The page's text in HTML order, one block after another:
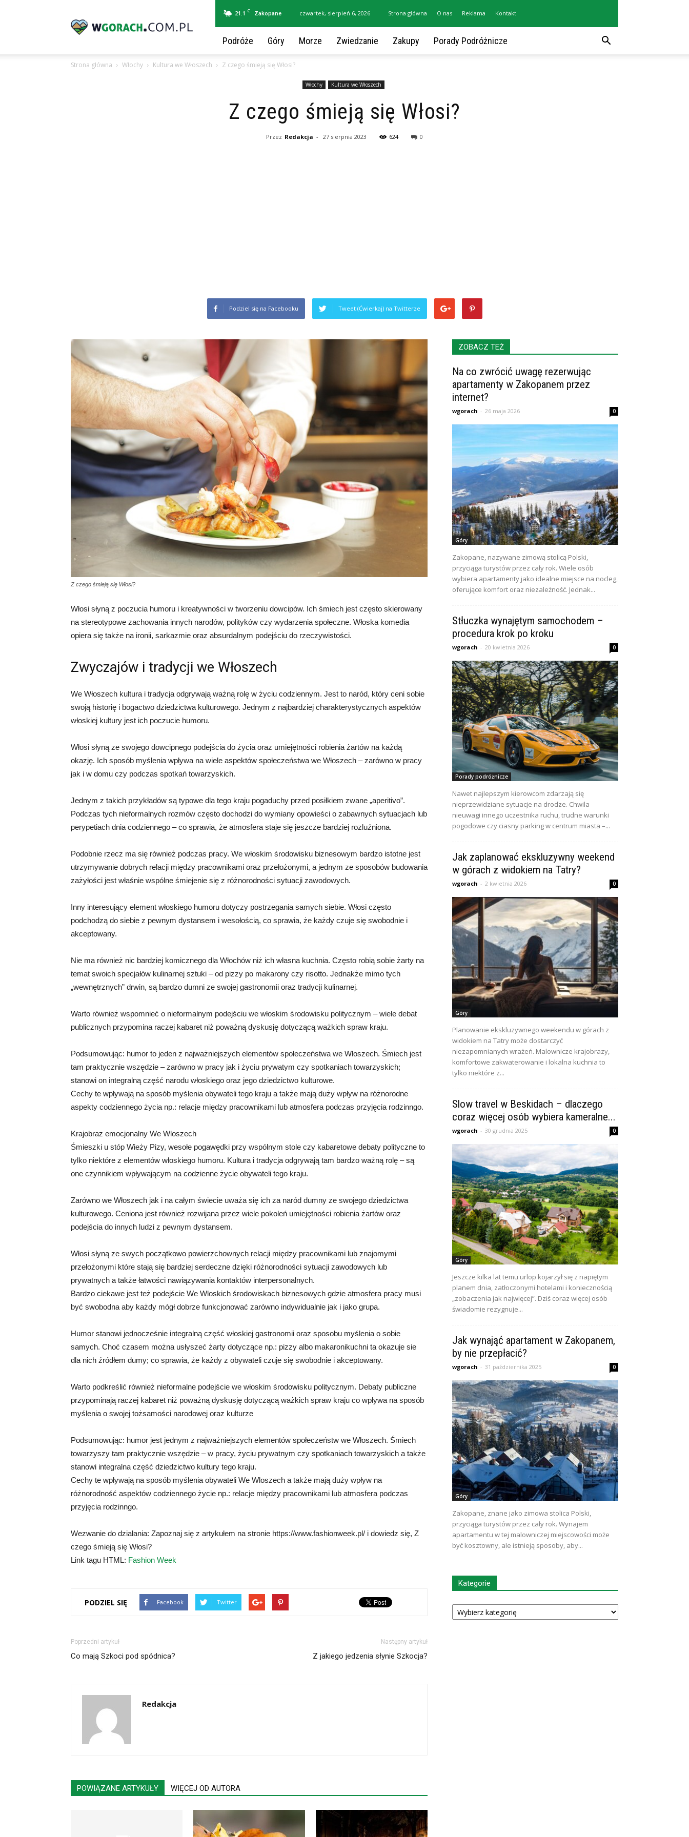
21.1 C Zakopane czwartek, sierpień 6, 2026 Strona główna O nas Reklama Kontakt
Podróże Góry Morze Zwiedzanie Zakupy Porady Podróżnicze
Strona główna Włochy Kultura we Włoszech Z czego śmieją się Włosi?
Włochy Kultura we Włoszech
Z czego śmieją się Włosi?
Przez Redakcja - 27 sierpnia 2023 624 0
Podziel się na Facebooku Tweet (Ćwierkaj) na Twitterze
Z czego śmieją się Włosi?
Włosi słyną z poczucia humoru i kreatywności w tworzeniu dowcipów. Ich śmiech jest często skierowany
na stereotypowe zachowania innych narodów, polityków czy wydarzenia społeczne. Włoska komedia
opiera się także na ironii, sarkazmie oraz absurdalnym podejściu do rzeczywistości.
Zwyczajów i tradycji we Włoszech
We Włoszech kultura i tradycja odgrywają ważną rolę w życiu codziennym. Jest to naród, który ceni sobie
swoją historię i bogactwo dziedzictwa kulturowego. Jednym z najbardziej charakterystycznych aspektów
włoskiej kultury jest ich poczucie humoru.
Włosi słyną ze swojego dowcipnego podejścia do życia oraz umiejętności robienia żartów na każdą
okazję. Ich sposób myślenia wpływa na wiele aspektów społeczeństwa we Włoszech – zarówno w pracy
jak i w domu czy podczas spotkań towarzyskich.
Jednym z takich przykładów są typowe dla tego kraju pogaduchy przed posiłkiem zwane „aperitivo”.
Podczas tych nieformalnych rozmów często dochodzi do wymiany opowieści o zabawnych sytuacjach lub
perypetiach dnia codziennego – co sprawia, że atmosfera staje się jeszcze bardziej rozluźniona.
Podobnie rzecz ma się również podczas pracy. We włoskim środowisku biznesowym bardzo istotne jest
utrzymywanie dobrych relacji między pracownikami oraz przełożonymi, a jednym ze sposobów budowania
zażyłości jest właśnie wspólne śmiejenie się z różnorodności sytuacji zawodowych.
Inny interesujący element włoskiego humoru dotyczy postrzegania samych siebie. Włosi często
podchodzą do siebie z pewnym dystansem i wesołością, co sprawia, że każdy czuje się swobodnie i
akceptowany.
Nie ma również nic bardziej komicznego dla Włochów niż ich własna kuchnia. Często robią sobie żarty na
temat swoich specjałów kulinarnej sztuki – od pizzy po makarony czy risotto. Jednakże mimo tych
„wewnętrznych” drwin, są bardzo dumni ze swojej gastronomii oraz tradycji kulinarnej.
Warto również wspomnieć o nieformalnym podejściu we włoskim środowisku politycznym – wiele debat
publicznych przypomina raczej kabaret niż poważną dyskusję dotyczącą ważkich spraw kraju.
Podsumowując: humor to jeden z najważniejszych elementów społeczeństwa we Włoszech. Śmiech jest
tam praktycznie wszędzie – zarówno w pracy jak i życiu prywatym czy spotkaniach towarzyskich;
stanowi on integralną część narodu włoskiego oraz jego dziedzictwo kulturowe.
Cechy te wpływają na sposób myślenia obywateli tego kraju a także mają duży wpływ na różnorodne
aspekty codziennego życia np.: relacje między pracownikami lub atmosfera podczas przyjęcia rodzinngo.
Krajobraz emocjonalny We Wloszech
Śmieszki u stóp Wieży Pizy, wesołe pogawędki przy wspólnym stole czy kabaretowe debaty polityczne to
tylko niektóre z elementów włoskiego humoru. Kultura i tradycja odgrywają tam bardzo ważną rolę – są
one czynnikiem wpływającym na codzienne życie obywateli tego kraju.
Zarówno we Włoszech jak i na całym świecie uważa się ich za naród dumny ze swojego dziedzictwa
kulturowego. Ceniona jest również rozwijana przez wiele pokoleń umiejętności robienia żartów oraz
podejścia do innych ludzi z pewnym dystansem.
Włosi słyną ze swych początkowo powierzchownych relacji między pracownikami lub znajomymi
przełożonymi które stają się bardziej serdeczne dzięki różnorodności sytuacji zawodowych lub
prywatnych a także łatwości nawiązywania kontaktów interpersonalnych.
Bardzo ciekawe jest też podejście We Wloskich środowiskach biznesowych gdzie atmosfera pracy musi
być swobodna aby każdy mógł dobrze funkcjonować zarówno indywidualnie jak i jako grupa.
Humor stanowi jednocześnie integralną część włoskiej gastronomii oraz sposobu myślenia o sobie
samych. Choć czasem można usłyszeć żarty dotyczące np.: pizzy albo makaronikuchni ta okazuje sie
dla nich źródłem dumy; co sprawia, że każdy z obywateli czuje się swobodnie i akceptowany.
Warto podkreślić również nieformalne podejście we włoskim środowisku politycznym. Debaty publiczne
przypominają raczej kabaret niż poważną dyskusję dotyczącą ważkich spraw kraju co wpływa na sposób
myślenia o swojej tożsamości narodowej oraz kulturze
Podsumowując: humor jest jednym z najważniejszych elementów społeczeństw we Włoszech. Śmiech
towarzyszy tam praktycznie wszędzie – w pracy, życiu prywatnym czy spotkaniach towarzyskich a także
stanowi integralna część dziedzictwo kultury tego kraju.
Cechy te wpływają na sposób myślenia obywateli We Wloszech a także mają duży wpływ na
różnorodność aspektów codziennego życie np.: relacje między pracownikami lub atmosfera podczas
przyjęcia rodzinngo.
Wezwanie do działania: Zapoznaj się z artykułem na stronie https://www.fashionweek.pl/ i dowiedz się, Z
czego śmieją się Włosi?
Link tagu HTML: Fashion Week
PODZIEL SIĘ Facebook Twitter
Poprzedni artykuł
Co mają Szkoci pod spódnica?
Następny artykuł
Z jakiego jedzenia słynie Szkocja?
Redakcja
POWIĄZANE ARTYKUŁY WIĘCEJ OD AUTORA
ZOBACZ TEŻ
Na co zwrócić uwagę rezerwując
apartamenty w Zakopanem przez
internet?
wgorach - 26 maja 2026 0
Góry
Zakopane, nazywane zimową stolicą Polski,
przyciąga turystów przez cały rok. Wiele osób
wybiera apartamenty jako idealne miejsce na nocleg,
oferujące komfort oraz niezależność. Jednak...
Stłuczka wynajętym samochodem –
procedura krok po kroku
wgorach - 20 kwietnia 2026 0
Porady podróżnicze
Nawet najlepszym kierowcom zdarzają się
nieprzewidziane sytuacje na drodze. Chwila
nieuwagi innego uczestnika ruchu, trudne warunki
pogodowe czy ciasny parking w centrum miasta –...
Jak zaplanować ekskluzywny weekend
w górach z widokiem na Tatry?
wgorach - 2 kwietnia 2026 0
Góry
Planowanie ekskluzywnego weekendu w górach z
widokiem na Tatry może dostarczyć
niezapomnianych wrażeń. Malownicze krajobrazy,
komfortowe zakwaterowanie i lokalna kuchnia to
tylko niektóre z...
Slow travel w Beskidach – dlaczego
coraz więcej osób wybiera kameralne...
wgorach - 30 grudnia 2025 0
Góry
Jeszcze kilka lat temu urlop kojarzył się z napiętym
planem dnia, zatłoczonymi hotelami i koniecznością
„zobaczenia jak najwięcej”. Dziś coraz więcej osób
świadomie rezygnuje...
Jak wynająć apartament w Zakopanem,
by nie przepłacić?
wgorach - 31 października 2025 0
Góry
Zakopane, znane jako zimowa stolica Polski,
przyciąga turystów przez cały rok. Wynajem
apartamentu w tej malowniczej miejscowości może
być kosztowny, ale istnieją sposoby, aby...
Kategorie
Kategorie